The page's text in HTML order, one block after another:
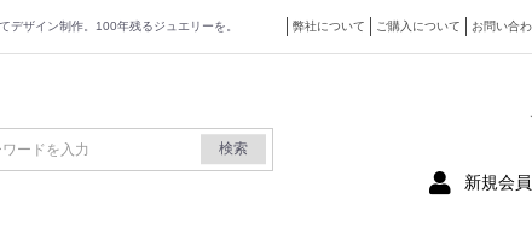
ザイン制作。100年残るジュエリーを。 弊社について ご購入について お問い合
イト
検索
新規会